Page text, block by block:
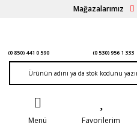
Mağazalarımız
(0 850) 441 0 590 (0 530) 956 1 333
Menü Favorilerim